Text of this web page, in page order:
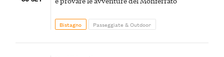
Bistagno Passeggiate & Outdoor